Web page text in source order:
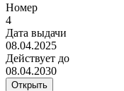
Номер
4
Дата выдачи
08.04.2025
Действует до
08.04.2030
Открыть